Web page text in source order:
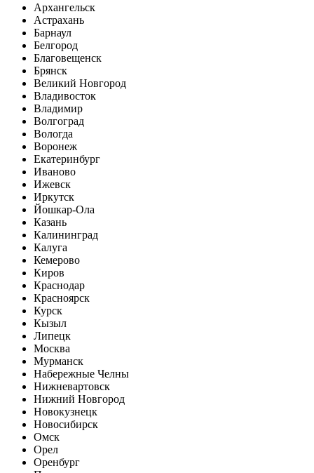
Архангельск
Астрахань
Барнаул
Белгород
Благовещенск
Брянск
Великий Новгород
Владивосток
Владимир
Волгоград
Вологда
Воронеж
Екатеринбург
Иваново
Ижевск
Иркутск
Йошкар-Ола
Казань
Калининград
Калуга
Кемерово
Киров
Краснодар
Красноярск
Курск
Кызыл
Липецк
Москва
Мурманск
Набережные Челны
Нижневартовск
Нижний Новгород
Новокузнецк
Новосибирск
Омск
Орел
Оренбург